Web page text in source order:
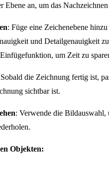
Ebene an, um das
: Füge eine Zeichenebene
und Detailgenauigkeit
um Zeit zu
die Zeichnung fertig ist,
sichtbar ist.
: Verwende die Bildauswahl,
Objekten: